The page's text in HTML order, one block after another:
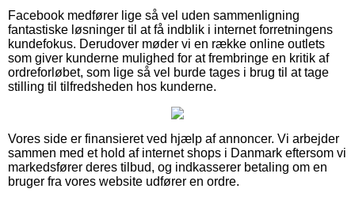
Facebook medfører lige så vel uden sammenligning
fantastiske løsninger til at få indblik i internet forretningens
kundefokus. Derudover møder vi en række online outlets
som giver kunderne mulighed for at frembringe en kritik af
ordreforløbet, som lige så vel burde tages i brug til at tage
stilling til tilfredsheden hos kunderne.
Vores side er finansieret ved hjælp af annoncer. Vi arbejder
sammen med et hold af internet shops i Danmark eftersom vi
markedsfører deres tilbud, og indkasserer betaling om en
bruger fra vores website udfører en ordre.